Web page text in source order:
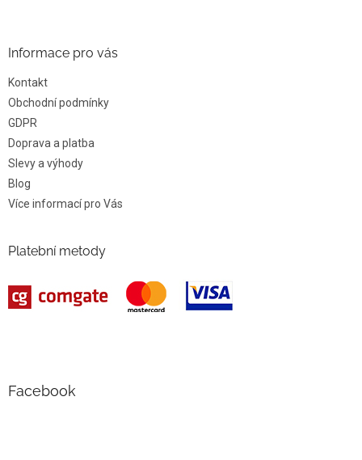
Informace pro vás
Kontakt
Obchodní podmínky
GDPR
Doprava a platba
Slevy a výhody
Blog
Více informací pro Vás
Platební metody
Facebook